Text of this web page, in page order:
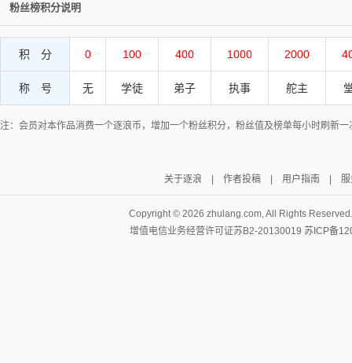
粉丝榜积分说明
积 分 0 100 400 1000 2000
称 号 无 学徒 弟子 执事 舵主
注：会员对本作品消费一个逐浪币，增加一个粉丝积分，粉丝值及榜单每小时刷新一
关于逐浪 作者投稿| 用户指南 服
Copyright © 2026 zhulang.com, All Rights
增值电信业务经营许可证苏B2-20130019 苏ICP备